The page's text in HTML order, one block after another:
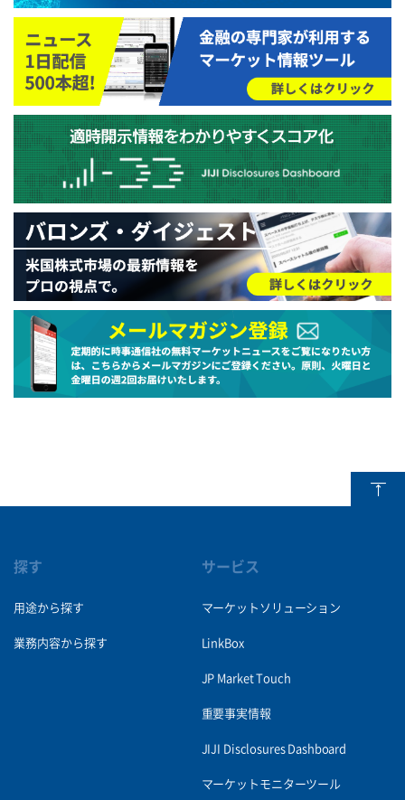
探す
用途から探す
業務内容から探す
サービス
マーケットソリューション
LinkBox
JP Market Touch
重要事実情報
JIJI Disclosures Dashboard
マーケットモニターツール